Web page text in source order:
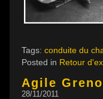
Tags: conduite du
Posted in Retour
Agile
28/11/2011